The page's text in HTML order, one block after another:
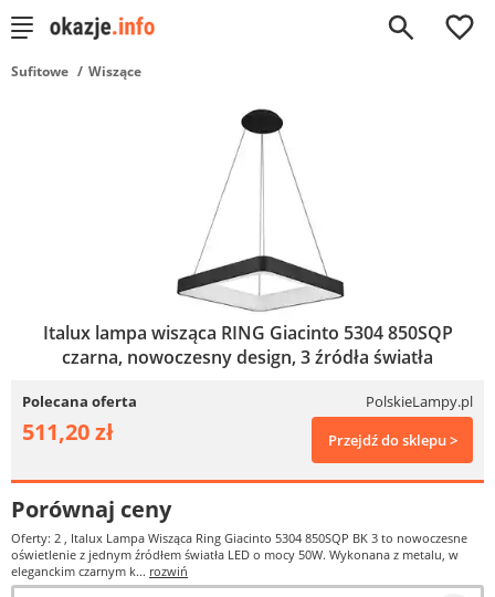
0
Sufitowe Wiszące
Italux lampa wisząca RING Giacinto 5304 850SQP
czarna, nowoczesny design, 3 źródła światła
Polecana oferta PolskieLampy.pl
511,20 zł Przejdź do sklepu >
Porównaj ceny
Oferty: 2 , Italux Lampa Wisząca Ring Giacinto 5304 850SQP BK 3 to nowoczesne
oświetlenie z jednym źródłem światła LED o mocy 50W. Wykonana z metalu, w
eleganckim czarnym k... rozwiń